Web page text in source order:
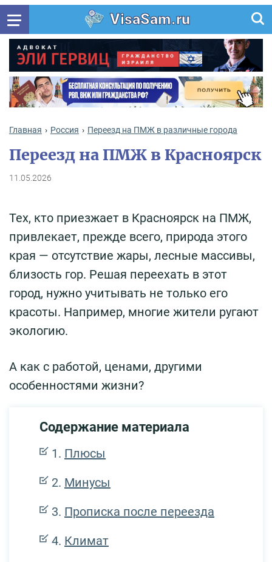
VisaSam.ru
Главная Россия Переезд на ПМЖ в различные города
Переезд на ПМЖ в Красноярск
11.05.2026
Тех, кто приезжает в Красноярск на ПМЖ,
привлекает, прежде всего, природа этого
края — отсутствие жары, лесные массивы,
близость гор. Решая переехать в этот
город, нужно учитывать не только его
красоты. Например, многие жители ругают
экологию.
А как с работой, ценами, другими
особенностями жизни?
Содержание материала
Плюсы
Минусы
Прописка после переезда
Климат